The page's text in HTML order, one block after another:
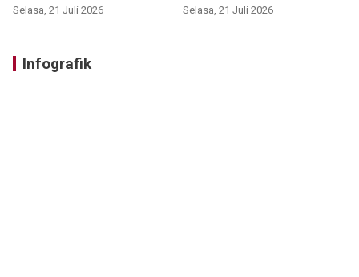
Selasa, 21 Juli 2026 Selasa, 21 Juli 2026
Infografik